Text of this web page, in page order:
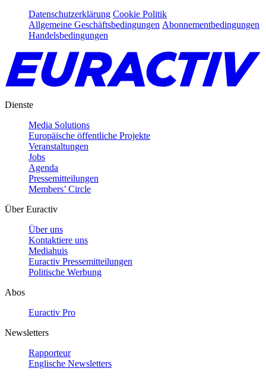
Datenschutzerklärung Cookie Politik
Allgemeine Geschäftsbedingungen Abonnementbedingungen
Handelsbedingungen
Dienste
Media Solutions
Europäische öffentliche Projekte
Veranstaltungen
Jobs
Agenda
Pressemitteilungen
Members’ Circle
Über Euractiv
Über uns
Kontaktiere uns
Mediahuis
Euractiv Pressemitteilungen
Politische Werbung
Abos
Euractiv Pro
Newsletters
Rapporteur
Englische Newsletters